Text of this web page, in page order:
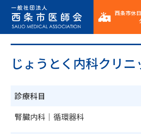
西条市休
じょうとく内科クリニ
診療科目
腎臓内科｜循環器科